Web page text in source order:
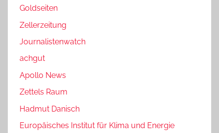
Goldseiten
Zellerzeitung
Journalistenwatch
achgut
Apollo News
Zettels Raum
Hadmut Danisch
Europäisches Institut für Klima und Energie